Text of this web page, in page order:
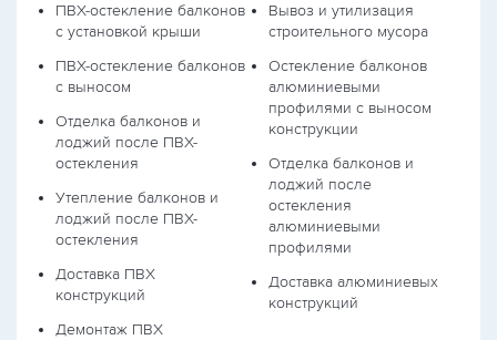
ПВХ-остекление балконов
с установкой крыши
ПВХ-остекление балконов
с выносом
Отделка балконов и
лоджий после ПВХ-
остекления
Утепление балконов и
лоджий после ПВХ-
остекления
Доставка ПВХ
конструкций
Демонтаж ПВХ
Вывоз и утилизация
строительного мусора
Остекление балконов
алюминиевыми
профилями с выносом
конструкции
Отделка балконов и
лоджий после
остекления
алюминиевыми
профилями
Доставка алюминиевых
конструкций